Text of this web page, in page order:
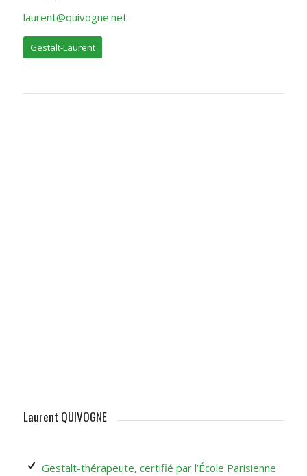
laurent@quivogne.net
Gestalt-Laurent
Laurent QUIVOGNE
Gestalt-thérapeute, certifié par l’École Parisienne